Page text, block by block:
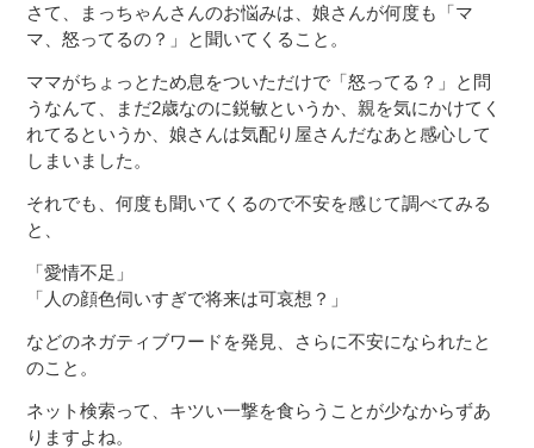
さて、まっちゃんさんのお悩みは、娘さんが何度も「マ
マ、怒ってるの？」と聞いてくること。
ママがちょっとため息をついただけで「怒ってる？」と問
うなんて、まだ2歳なのに鋭敏というか、親を気にかけてく
れてるというか、娘さんは気配り屋さんだなあと感心して
しまいました。
それでも、何度も聞いてくるので不安を感じて調べてみる
と、
「愛情不足」
「人の顔色伺いすぎで将来は可哀想？」
などのネガティブワードを発見、さらに不安になられたと
のこと。
ネット検索って、キツい一撃を食らうことが少なからずあ
りますよね。